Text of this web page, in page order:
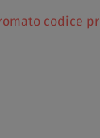
codice